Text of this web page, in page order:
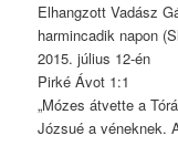
Elhangzott Vadász
harmincadik napon
2015. július 12-én
Pirké Ávot 1:1
„Mózes átvette a
Józsué a véneknek.